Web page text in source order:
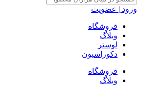
ورود | عضویت
فروشگاه
وبلاگ
لوستر
دکوراسیون
فروشگاه
وبلاگ